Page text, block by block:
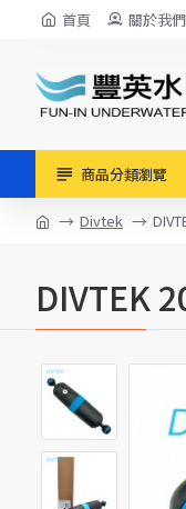
首頁 關於我們
商品分類瀏覽
Divtek
DIVTEK